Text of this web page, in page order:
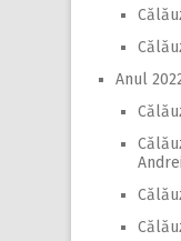
Anul
Andrei